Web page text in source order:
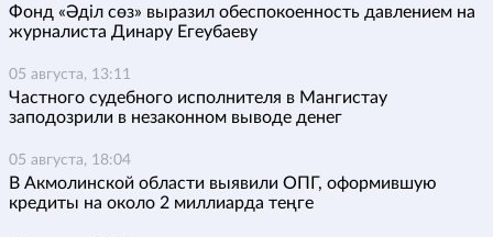
Фонд «Әділ сөз» выразил обеспокоенность давлением на
журналиста Динару Егеубаеву
05 августа, 13:11
Частного судебного исполнителя в Мангистау
заподозрили в незаконном выводе денег
05 августа, 18:04
В Акмолинской области выявили ОПГ, оформившую
кредиты на около 2 миллиарда теңге